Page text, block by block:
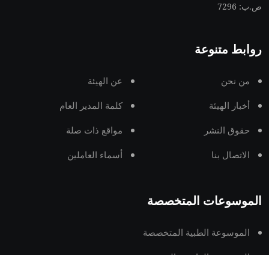
ص.ب: 7296
روابط متنوعة
من نحن عن الهيئة
أخبار الهيئة كلمة المدير العام
حقوق النشر مواقع ذات صلة
الاتصال بنا أسماء العاملين
الموسوعات المتخصصة
الموسوعة الطبية المتخصصة